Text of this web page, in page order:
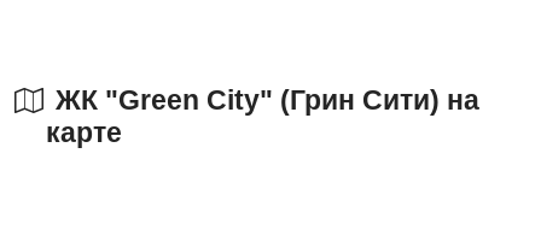
ЖК "Green City" (Грин Сити) на
карте